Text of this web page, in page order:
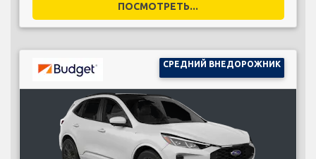
ПОСМОТРЕТЬ...
СРЕДНИЙ ВНЕДОРОЖНИК